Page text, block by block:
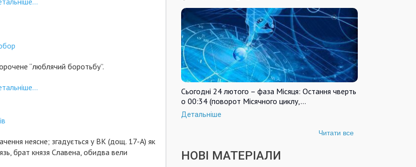
“люблячий боротьбу”.
неясне; згадується у ВК (дощ. 17-А) як
брат князя Славена, обидва вели
Сьогодні 24 лютого – фаза Місяця: Остання чверть
о 00:34 (поворот Місячного циклу,…
Детальніше
Читати все
НОВІ МАТЕРІАЛИ